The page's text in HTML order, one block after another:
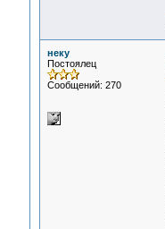
неку
Постоялец
Сообщений: 270